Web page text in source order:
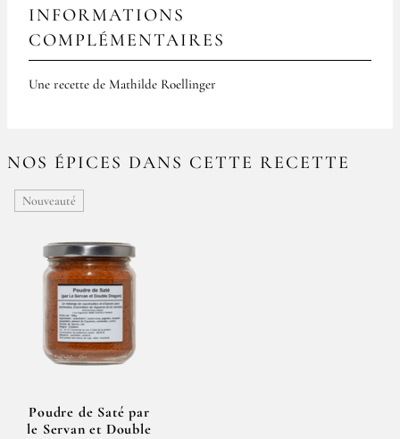
INFORMATIONS
COMPLÉMENTAIRES
Une recette de Mathilde Roellinger
NOS ÉPICES DANS CETTE RECETTE
Nouveauté
Poudre de Saté par
le Servan et Double